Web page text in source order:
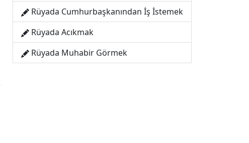
Rüyada Cumhurbaşkanından İş İstemek
Rüyada Acıkmak
Rüyada Muhabir Görmek